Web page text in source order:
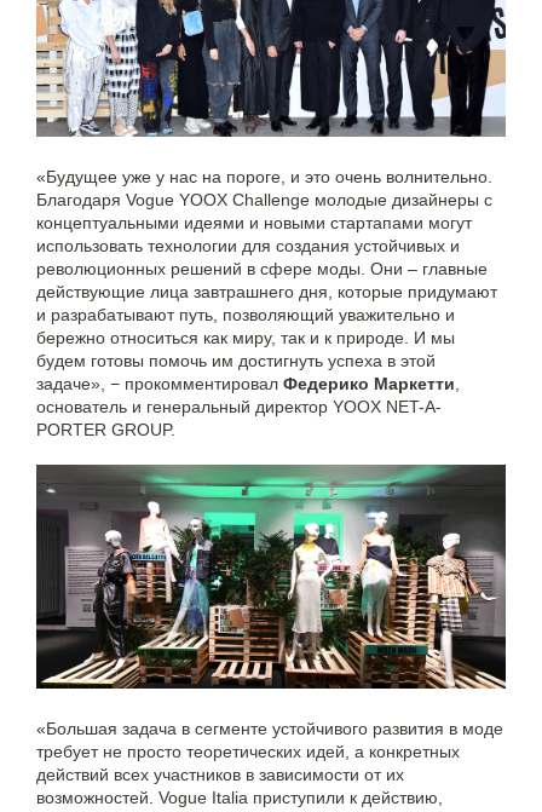
«Будущее уже у нас на пороге, и это очень волнительно.
Благодаря Vogue YOOX Challenge молодые дизайнеры с
концептуальными идеями и новыми стартапами могут
использовать технологии для создания устойчивых и
революционных решений в сфере моды. Они – главные
действующие лица завтрашнего дня, которые придумают
и разрабатывают путь, позволяющий уважительно и
бережно относиться как миру, так и к природе. И мы
будем готовы помочь им достигнуть успеха в этой
задаче», − прокомментировал Федерико Маркетти
основатель и генеральный директор YOOX NET-A-
PORTER GROUP.
«Большая задача в сегменте устойчивого развития в моде
требует не просто теоретических идей, а конкретных
действий всех участников в зависимости от их
возможностей. Vogue Italia приступили к действию,